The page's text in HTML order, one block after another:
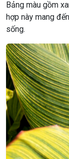
Bảng màu gồm
hợp này mang
sống.